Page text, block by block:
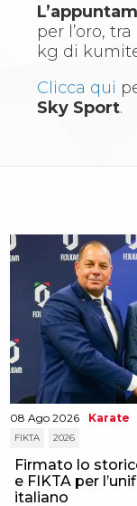
per l’oro,
kg di
Clicca qui
Sky Sport.
08 Ago 2026 Karate
FIKTA 2026
Firmato lo
e FIKTA per
italiano